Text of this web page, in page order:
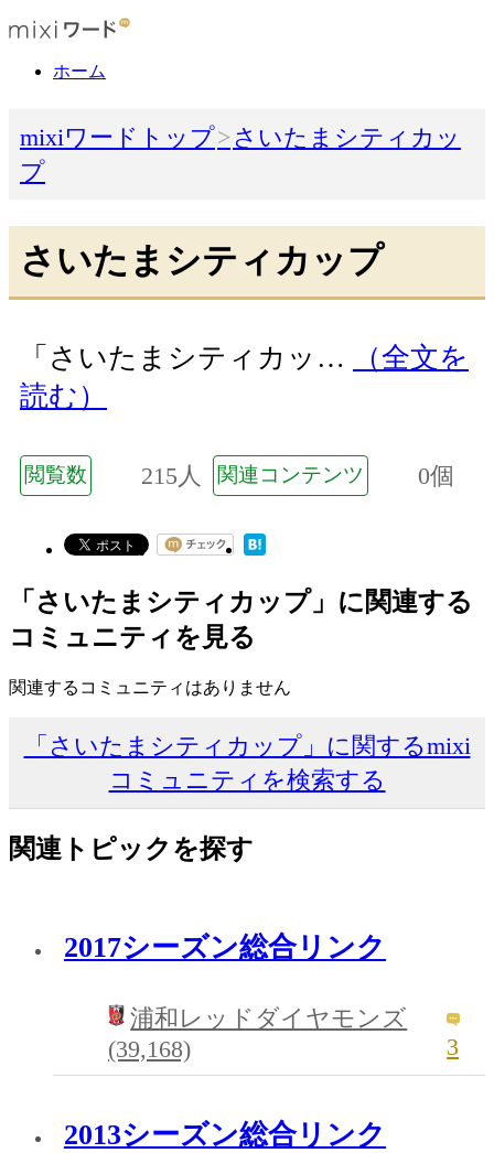
ホーム
mixiワードトップ
さいたまシティカッ
プ
さいたまシティカップ
「さいたまシティカッ…
（全文を
読む）
閲覧数 215人 関連コンテンツ 0個
「さいたまシティカップ」に関連する
コミュニティを見る
関連するコミュニティはありません
「さいたまシティカップ」に関するmixi
コミュニティを検索する
関連トピックを探す
2017シーズン総合リンク
浦和レッドダイヤモンズ
(39,168)
3
2013シーズン総合リンク